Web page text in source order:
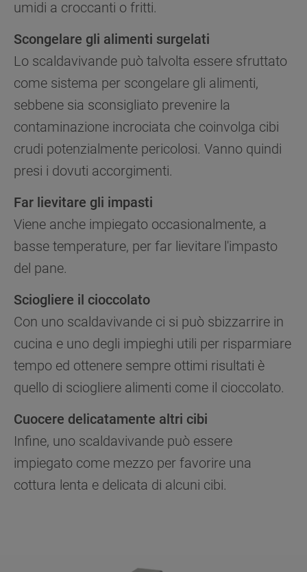
umidi a croccanti o fritti.
Scongelare gli alimenti surgelati
Lo scaldavivande può talvolta essere sfruttato
come sistema per scongelare gli alimenti,
sebbene sia sconsigliato prevenire la
contaminazione incrociata che coinvolga cibi
crudi potenzialmente pericolosi. Vanno quindi
presi i dovuti accorgimenti.
Far lievitare gli impasti
Viene anche impiegato occasionalmente, a
basse temperature, per far lievitare l'impasto
del pane.
Sciogliere il cioccolato
Con uno scaldavivande ci si può sbizzarrire in
cucina e uno degli impieghi utili per risparmiare
tempo ed ottenere sempre ottimi risultati è
quello di sciogliere alimenti come il cioccolato.
Cuocere delicatamente altri cibi
Infine, uno scaldavivande può essere
impiegato come mezzo per favorire una
cottura lenta e delicata di alcuni cibi.